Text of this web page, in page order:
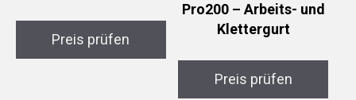
Preis prüfen
Pro200 – Arbeits- und
Klettergurt
Preis prüfen